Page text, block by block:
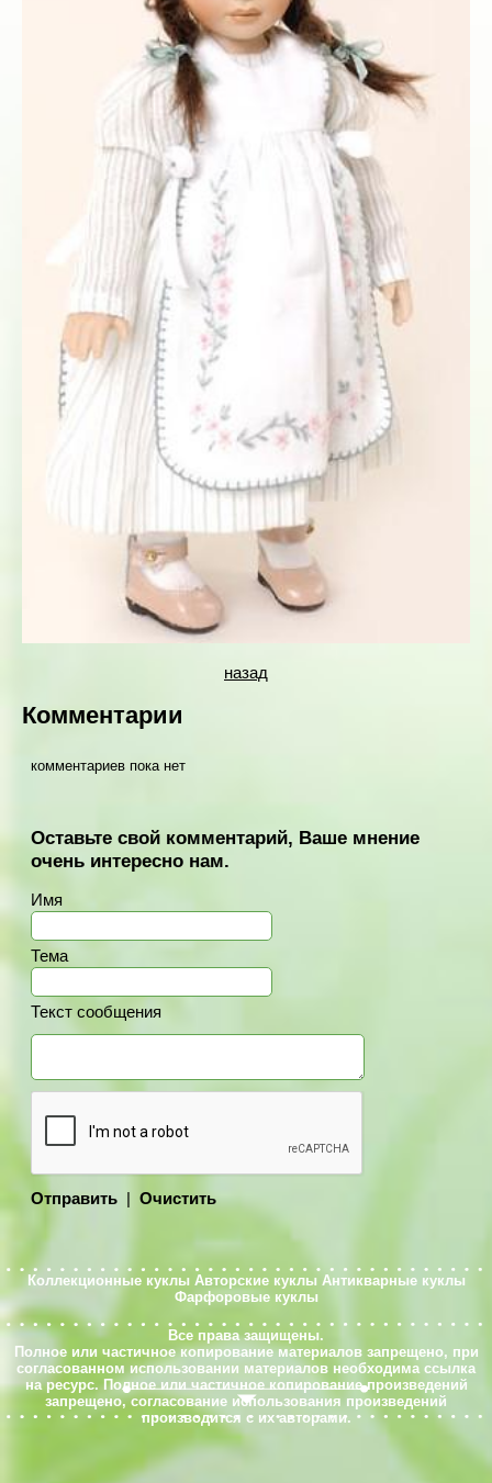
назад
Комментарии
комментариев пока нет
Оставьте свой комментарий, Ваше мнение
очень интересно нам.
Имя
Тема
Текст сообщения
Отправить Очистить
Коллекционные куклы Авторские куклы Антикварные куклы
Фарфоровые куклы
Все права защищены.
Полное или частичное копирование материалов запрещено, при
согласованном использовании материалов необходима ссылка
на ресурс. Полное или частичное копирование произведений
запрещено, согласование использования произведений
производится с их авторами.